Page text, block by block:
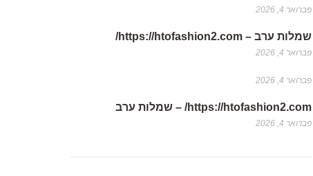
פברואר 4, 2026
שמלות ערב – https://htofashion2.com/
פברואר 4, 2026
פברואר 4, 2026
https://htofashion2.com/ – שמלות ערב
פברואר 4, 2026